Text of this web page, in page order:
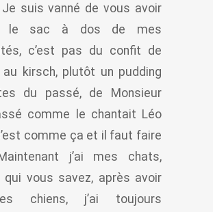
Je suis vanné de vous avoir
le sac à dos de mes
c’est pas du confit de
kirsch, plutôt un pudding
du passé, de Monsieur
comme le chantait Léo
comme ça et il faut faire
j’ai mes chats,
qui vous savez, après avoir
chiens, j’ai toujours